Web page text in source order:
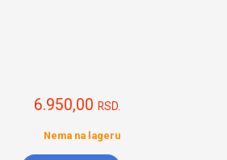
6.950,00 RSD.
Nema na lageru